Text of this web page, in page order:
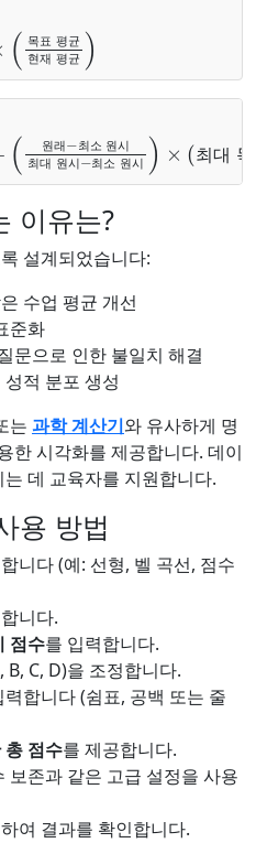
(
최 대 목
(원래−최소 원시 최대 원시
이유는?
설계되었습니다:
수업 평균 개선
준화
문으로 인한 불일치 해결
적 분포 생성
는 과학 계산기와 유사하게 명
한 시각화를 제공합니다. 데이
데 교육자를 지원합니다.
용 방법
니다 (예: 선형, 벨 곡선, 점수
니다.
점수를 입력합니다.
C, D)을 조정합니다.
력합니다 (쉼표, 공백 또는 줄
총 점수를 제공합니다.
보존과 같은 고급 설정을 사용
여 결과를 확인합니다.